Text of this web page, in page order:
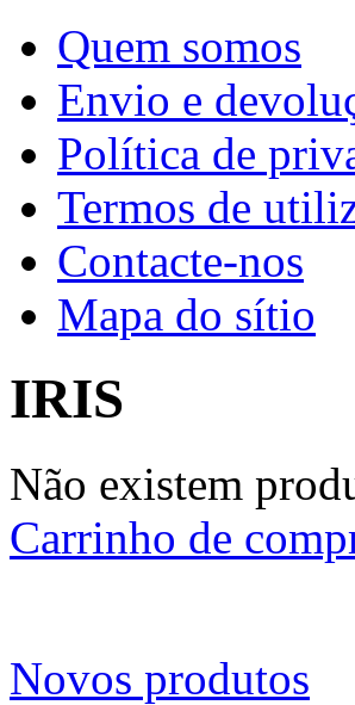
Quem somos
Envio e
Política de
Termos de
Contacte-nos
Mapa do sítio
IRIS
Não existem
Carrinho de
Novos produtos